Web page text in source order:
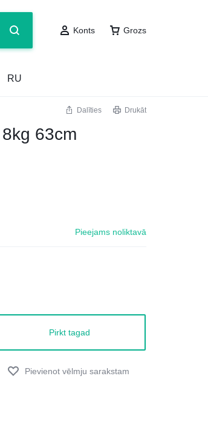
Konts Grozs
RU
Dalīties Drukāt
63cm
Pieejams noliktavā
Pirkt tagad